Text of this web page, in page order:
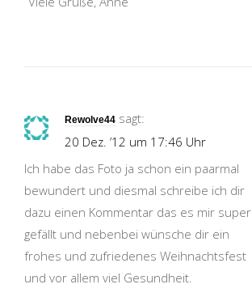
Rewolve44 sagt:
20 Dez. ’12 um 17:46 Uhr
Ich habe das Foto ja schon ein paarmal
bewundert und diesmal schreibe ich dir
dazu einen Kommentar das es mir super
gefällt und nebenbei wünsche dir ein
frohes und zufriedenes Weihnachtsfest
und vor allem viel Gesundheit.